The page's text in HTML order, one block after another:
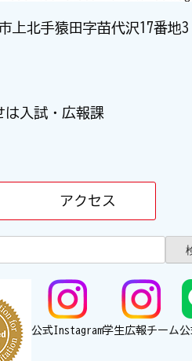
北手猿田字苗代沢17番地3
は入試・広報課
アクセス
公式Instagram学生広報チーム公